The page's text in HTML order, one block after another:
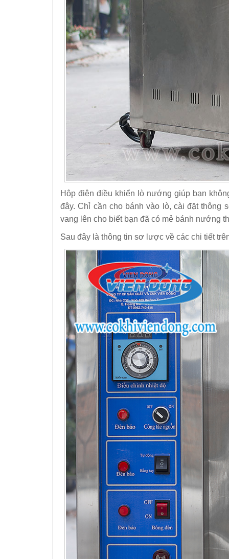
22-
Lò nướng xoay 6 khay
23- Lò nướng đối lưu 10 khay Southstar
Hộp điện điều khiển lò nướng giúp bạn
đây. Chỉ cần cho bánh vào lò, cài đặt thông
vang lên cho biết bạn đã có mẻ bánh nướng
Sau đây là thông tin sơ lược về các chi tiết